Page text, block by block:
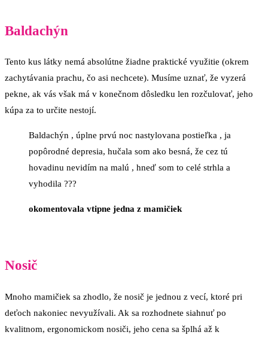
Baldachýn
Tento kus látky nemá absolútne žiadne praktické využitie (okrem
zachytávania prachu, čo asi nechcete). Musíme uznať, že vyzerá
pekne, ak vás však má v konečnom dôsledku len rozčulovať, jeho
kúpa za to určite nestojí.
Baldachýn , úplne prvú noc nastylovana postieľka , ja
popôrodné depresia, hučala som ako besná, že cez tú
hovadinu nevidím na malú , hneď som to celé strhla a
vyhodila ???
okomentovala vtipne jedna z mamičiek
Nosič
Mnoho mamičiek sa zhodlo, že nosič je jednou z vecí, ktoré pri
deťoch nakoniec nevyužívali. Ak sa rozhodnete siahnuť po
kvalitnom, ergonomickom nosiči, jeho cena sa šplhá až k